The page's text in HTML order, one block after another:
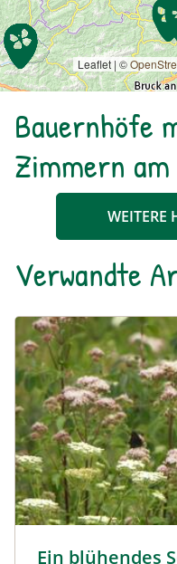
Leaflet | ©
Bauernhöfe
Zimmern am
WEITERE
Verwandte
Ein blühendes
Ein blühendes